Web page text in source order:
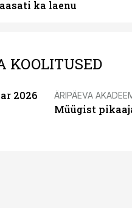
ka laenu
KOOLITUSED
2026 ÄRIPÄEVA
Müügist